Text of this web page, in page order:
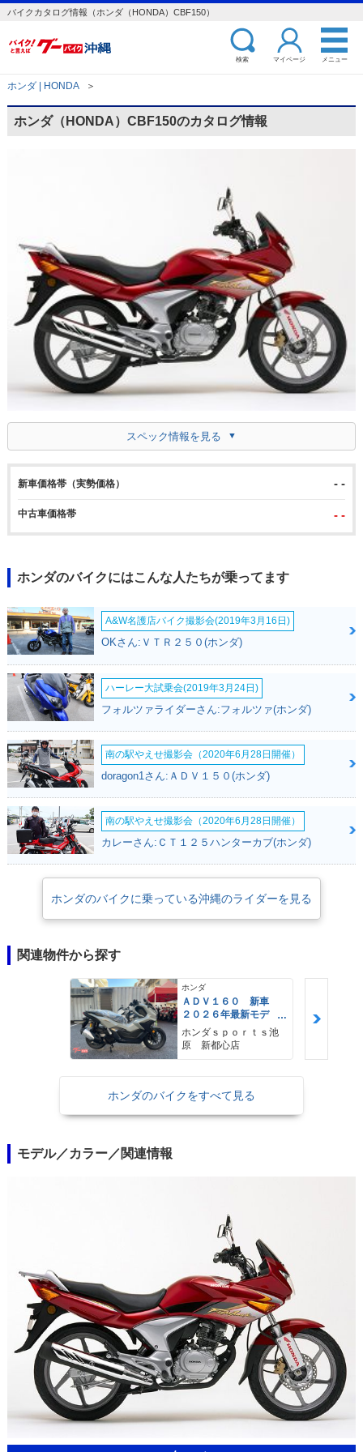
バイクカタログ情報（ホンダ（HONDA）CBF150）
検索 マイページ メニュー
ホンダ | HONDA ＞
ホンダ（HONDA）CBF150のカタログ情報
スペック情報を見る
新車価格帯（実勢価格） - -
中古車価格帯 - -
ホンダのバイクにはこんな人たちが乗ってます
A&W名護店バイク撮影会(2019年3月16日)
OKさん:ＶＴＲ２５０(ホンダ)
ハーレー大試乗会(2019年3月24日)
フォルツァライダーさん:フォルツァ(ホンダ)
南の駅やえせ撮影会（2020年6月28日開催）
doragon1さん:ＡＤＶ１５０(ホンダ)
南の駅やえせ撮影会（2020年6月28日開催）
カレーさん:ＣＴ１２５ハンターカブ(ホンダ)
ホンダのバイクに乗っている沖縄のライダーを見る
関連物件から探す
ホンダ
ＡＤＶ１６０ 新車
２０２６年最新モデ
ル パールスモーキー
グレー スマートキ
ー ２９Ｌメットイ
ホンダｓｐｏｒｔｓ池
原 新都心店
ホンダのバイクをすべて見る
モデル／カラー／関連情報